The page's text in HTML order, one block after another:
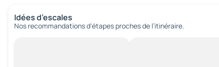
Idées d’escales
Nos recommandations d'étapes proches de l’itinéraire.